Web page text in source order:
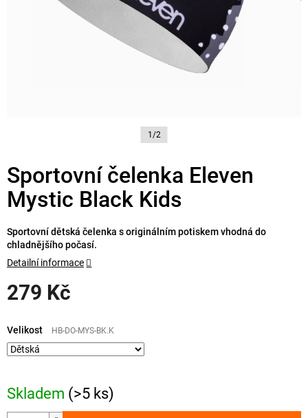
1/2
Sportovní čelenka Eleven
Mystic Black Kids
279 Kč
cena:
Skladem (>5 ks)
Velikost HB-DO-MYS-BK.K
Sportovní dětská čelenka s originálním potiskem vhodná do
chladnějšího počasí.
Detailní informace